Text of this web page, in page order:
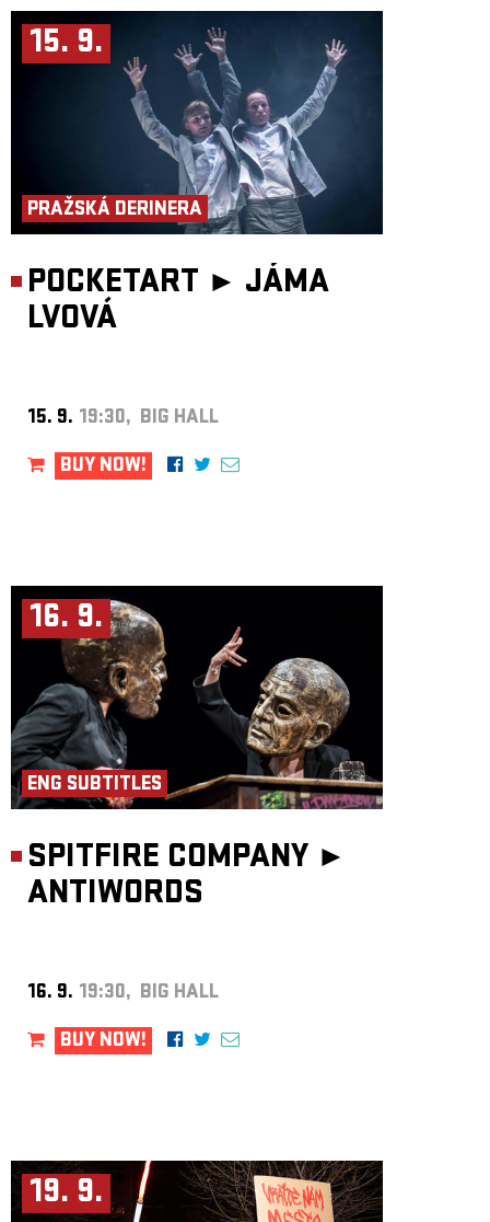
15. 9.
PRAŽSKÁ DERINERA
POCKETART ► JÁMA
LVOVÁ
15. 9. 19:30, BIG HALL
BUY NOW!
16. 9.
ENG SUBTITLES
SPITFIRE COMPANY ►
ANTIWORDS
16. 9. 19:30, BIG HALL
BUY NOW!
19. 9.